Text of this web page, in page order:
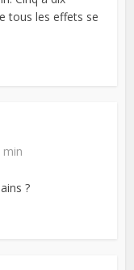
tous les effets se
min
?